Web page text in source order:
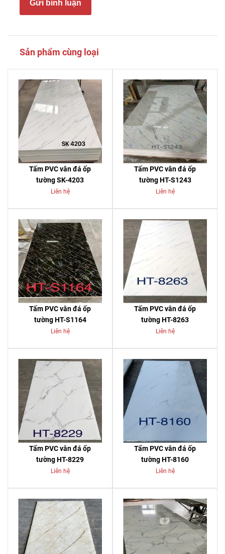
Gửi bình luận
Sản phẩm cùng loại
Tấm PVC vân đá ốp
tường SK-4203
Liên hệ
Tấm PVC vân đá ốp
tường HT-S1243
Liên hệ
Tấm PVC vân đá ốp
tường HT-S1164
Liên hệ
Tấm PVC vân đá ốp
tường HT-8263
Liên hệ
Tấm PVC vân đá ốp
tường HT-8229
Liên hệ
Tấm PVC vân đá ốp
tường HT-8160
Liên hệ